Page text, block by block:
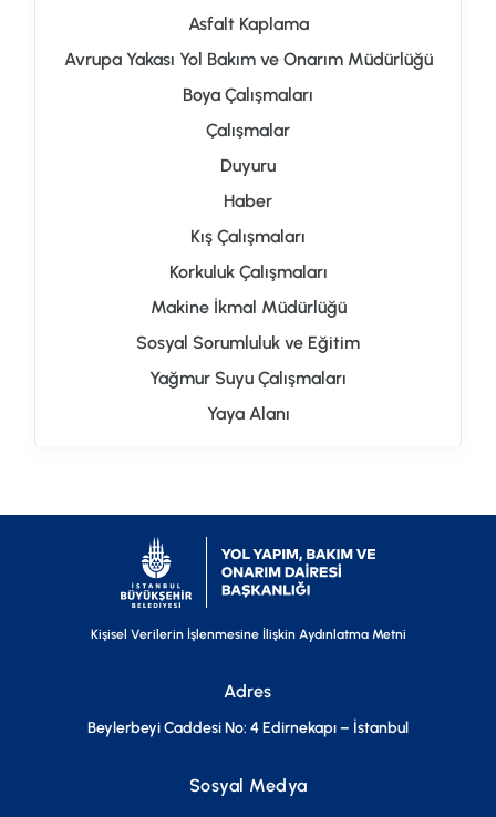
Asfalt Kaplama
Avrupa Yakası Yol Bakım ve Onarım Müdürlüğü
Boya Çalışmaları
Çalışmalar
Duyuru
Haber
Kış Çalışmaları
Korkuluk Çalışmaları
Makine İkmal Müdürlüğü
Sosyal Sorumluluk ve Eğitim
Yağmur Suyu Çalışmaları
Yaya Alanı
Kişisel Verilerin İşlenmesine İlişkin Aydınlatma Metni
Adres
Beylerbeyi Caddesi No: 4 Edirnekapı – İstanbul
Sosyal Medya